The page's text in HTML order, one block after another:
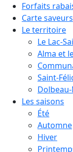
Forfaits
Carte saveurs
Le territoire
Le Lac-
Alma et
Saint-
Les saisons
Été
Automne
Hiver